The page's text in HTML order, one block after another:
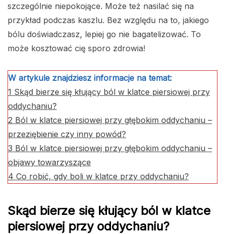
szczególnie niepokojące. Może też nasilać się na
przykład podczas kaszlu. Bez względu na to, jakiego
bólu doświadczasz, lepiej go nie bagatelizować. To
może kosztować cię sporo zdrowia!
W artykule znajdziesz informacje na temat:
1 Skąd bierze się kłujący ból w klatce piersiowej przy
oddychaniu?
2 Ból w klatce piersiowej przy głębokim oddychaniu –
przeziębienie czy inny powód?
3 Ból w klatce piersiowej przy głębokim oddychaniu –
objawy towarzyszące
4 Co robić, gdy boli w klatce przy oddychaniu?
Skąd bierze się kłujący ból w klatce
piersiowej przy oddychaniu?